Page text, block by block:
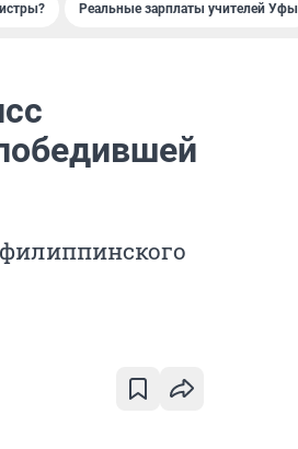
Реальные зарплаты учителей Уфы